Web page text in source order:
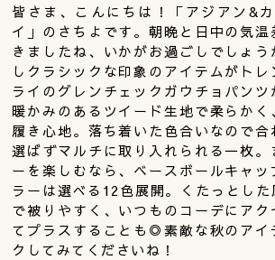
皆さま、こんにちは！「アジアン&
イ」のさちよです。朝晩と日中の気温
きましたね、いかがお過ごしでしょ
しクラシックな印象のアイテムがト
ライのグレンチェックガウチョパンツ
暖かみのあるツイード生地で柔らかく
履き心地。落ち着いた色合いなので合
選ばずマルチに取り入れられる一枚。
ーを楽しむなら、ベースボールキャッ
ラーは選べる12色展開。くたっとし
で被りやすく、いつものコーデにアク
てプラスすることも◎素敵な秋のアイ
クしてみてくださいね！